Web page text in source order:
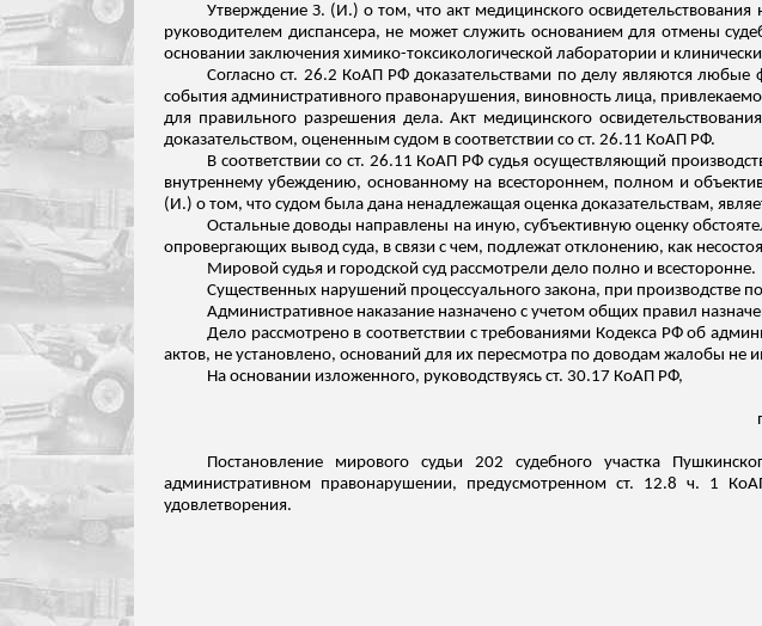
Утверждение З. (И.) о том, что акт медицинского
руководителем диспансера, не может служить основанием для отмены
основании заключения химико-токсикологической лаборатории и
Согласно ст. 26.2 КоАП РФ доказательствами по делу являются любые
события административного правонарушения, виновность лица,
для правильного разрешения дела. Акт медицинского
доказательством, оцененным судом в соответствии со ст. 26.11 КоАП РФ.
В соответствии со ст. 26.11 КоАП РФ судья осуществляющий
внутреннему убеждению, основанному на всестороннем, полном и
(И.) о том, что судом была дана ненадлежащая оценка доказательствам,
Остальные доводы направлены на иную, субъективную оценку
опровергающих вывод суда, в связи с чем, подлежат отклонению, как
Мировой судья и городской суд рассмотрели дело полно и всесторонне.
Существенных нарушений процессуального закона, при производстве
Административное наказание назначено с учетом общих правил
Дело рассмотрено в соответствии с требованиями Кодекса РФ об
актов, не установлено, оснований для их пересмотра по доводам жалобы не
На основании изложенного, руководствуясь ст. 30.17 КоАП РФ,
Постановление мирового судьи 202 судебного участка
административном правонарушении, предусмотренном ст. 12.8 ч. 1
удовлетворения.